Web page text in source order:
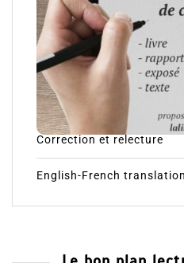
Correction et relecture
English-French